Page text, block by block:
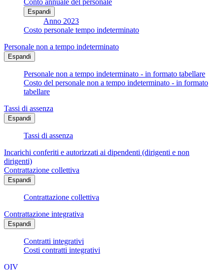
Conto annuale del personale
Espandi
Anno 2023
Costo personale tempo indeterminato
Personale non a tempo indeterminato
Espandi
Personale non a tempo indeterminato - in formato tabellare
Costo del personale non a tempo indeterminato - in formato
tabellare
Tassi di assenza
Espandi
Tassi di assenza
Incarichi conferiti e autorizzati ai dipendenti (dirigenti e non
dirigenti)
Contrattazione collettiva
Espandi
Contrattazione collettiva
Contrattazione integrativa
Espandi
Contratti integrativi
Costi contratti integrativi
OIV